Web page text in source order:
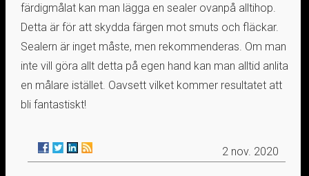
färdigmålat kan man lägga en sealer ovanpå alltihop.
Detta är för att skydda färgen mot smuts och fläckar.
Sealern är inget måste, men rekommenderas. Om man
inte vill göra allt detta på egen hand kan man alltid anlita
en målare istället. Oavsett vilket kommer resultatet att
bli fantastiskt!
2 nov. 2020